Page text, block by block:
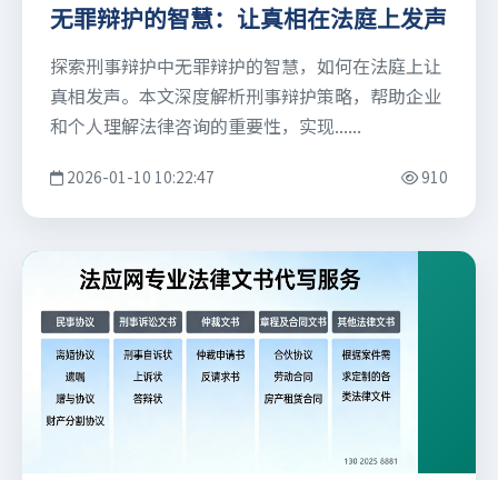
无罪辩护的智慧：让真相在法庭上发声
探索刑事辩护中无罪辩护的智慧，如何在法庭上让
真相发声。本文深度解析刑事辩护策略，帮助企业
和个人理解法律咨询的重要性，实现......
2026-01-10 10:22:47 910